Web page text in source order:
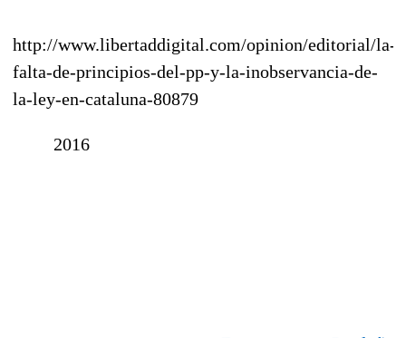
http://www.libertaddigital.com/opinion/editorial/la-
falta-de-principios-del-pp-y-la-inobservancia-de-
la-ley-en-cataluna-80879
2016